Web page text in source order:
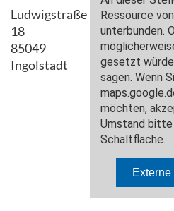
Ludwigstraße
18
85049
Ingolstadt